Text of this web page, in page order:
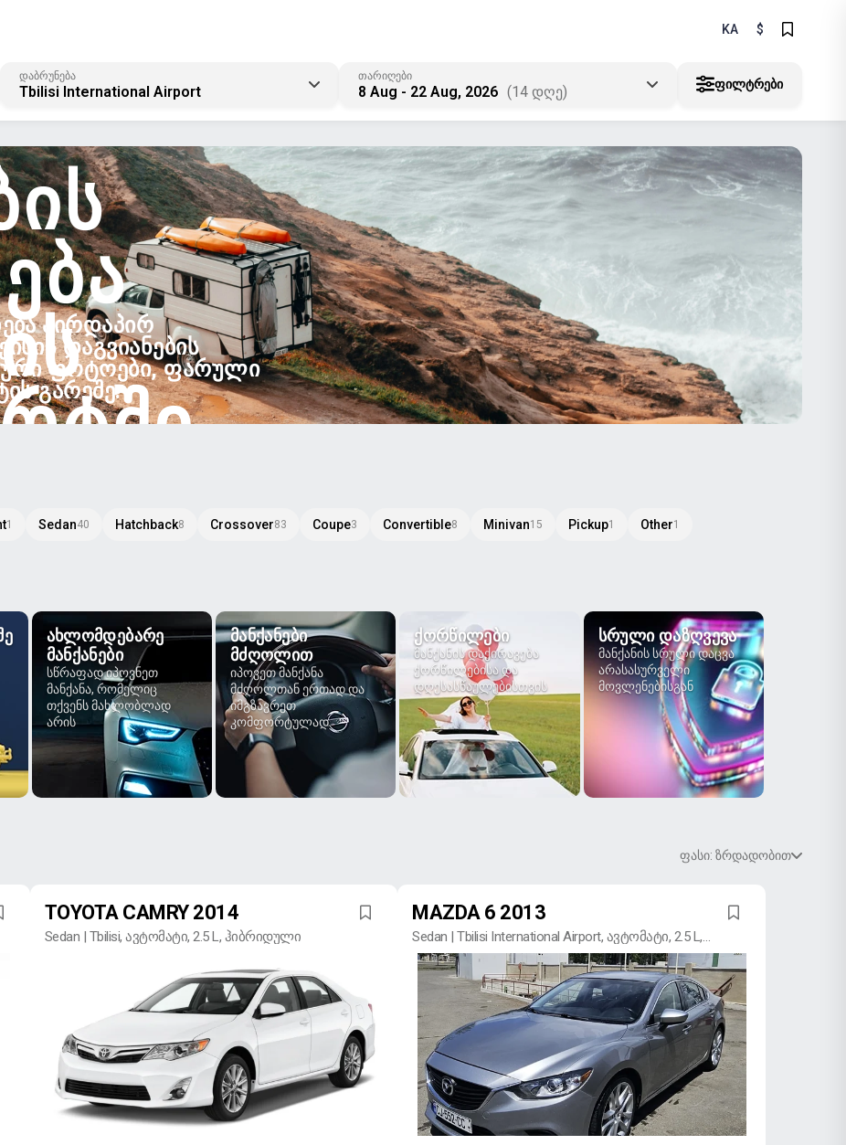
KA $
დაბრუნება
Tbilisi International Airport
თარიღები
8 Aug - 22 Aug, 2026 (14 დღე) ᲤᲘᲚᲢᲠᲔᲑᲘ
ᲞᲘᲠᲓᲐᲞᲘᲠ
ᲓᲐᲒᲕᲘᲐᲜᲔᲑᲘᲡ
ᲤᲝᲢᲝᲔᲑᲘ, ᲤᲐᲠᲣᲚᲘ
ᲒᲐᲠᲔᲨᲔ.
1 Sedan40 Hatchback8 Crossover83 Coupe3 Convertible8 Minivan15 Pickup1 Other1
ᲐᲮᲚᲝᲛᲓᲔᲑᲐᲠᲔ
ᲛᲐᲜᲥᲐᲜᲔᲑᲘ
სწრაფად იპოვნეთ
მანქანა, რომელიც
თქვენს მახლობლად
არის
ᲛᲐᲜᲥᲐᲜᲔᲑᲘ
ᲛᲫᲦᲝᲚᲘᲗ
იპოვეთ მანქანა
მძღოლთან ერთად და
იმგზავრეთ
კომფორტულად
ᲥᲝᲠᲬᲘᲚᲔᲑᲘ
მანქანის დაქირავება
ქორწილებისა და
დღესასწაულებისთვის
ᲡᲠᲣᲚᲘ ᲓᲐᲖᲦᲕᲔᲕᲐ
მანქანის სრული დაცვა
არასასურველი
მოვლენებისგან
ფასი: ზრდადობით
TOYOTA CAMRY 2014
Sedan | Tbilisi, ავტომატი, 2.5 L, ჰიბრიდული
MAZDA 6 2013
Sedan | Tbilisi International Airport, ავტომატი, 2.5 L,
ბენზინი